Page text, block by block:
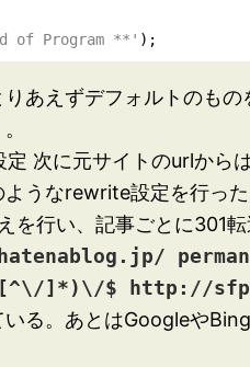
of Program **'
あえずデフォルトのも
次に元サイトのurlから
ようなrewrite設定を行っ
を行い、記事ごとに301
]*)\/$ http://
る。あとはGoogleや